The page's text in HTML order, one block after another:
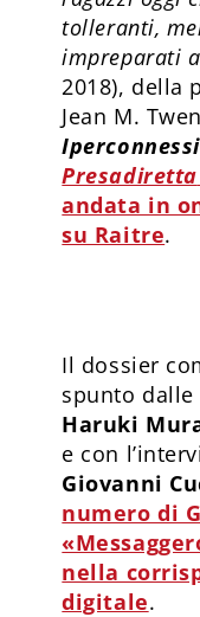
tolleranti,
impreparati
2018), della
Jean M.
Iperconnessi
Presadiretta
andata in
su Raitre.
Il dossier
spunto
Haruki
e con
Giovanni
numero di
nella
digitale.